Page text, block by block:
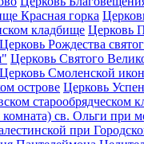
Красная горка
кладбище Церковь
Церковь Рождества
Церковь Святого
Церковь Смоленской
острове Церковь
старообрядческом
комната) св. Ольги при
при